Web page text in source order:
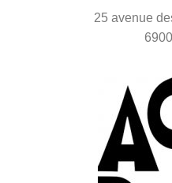
25 avenue